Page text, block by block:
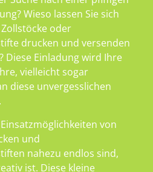
Wieso lassen Sie sich
oder
drucken und versenden
Diese Einladung wird Ihre
vielleicht sogar
diese unvergesslichen
von
und
nahezu endlos sind,
ist. Diese kleine